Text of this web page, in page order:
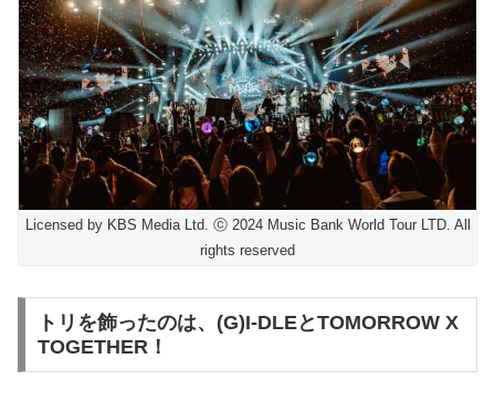
Licensed by KBS Media Ltd. ⓒ 2024 Music Bank World Tour LTD. All
rights reserved
トリを飾ったのは、(G)I-DLEとTOMORROW X
TOGETHER！